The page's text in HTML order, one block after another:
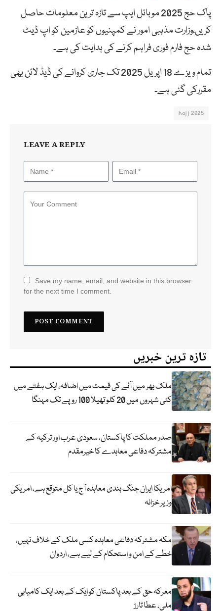
پاک حج 2025 موبائل ایپ سے تازہ ترین معلومات حاصل
کریں،وزارت مذہبی امور نے کمپنیوں کو عازمین کو اپ ڈیٹ
شدہ حج فارم فوری فراہم کرنے کی ہدایت کی ہے۔
تمام ویزے 18 اپریل 2025 تک جاری کروانے کی ڈیڈ لائن بھی
مقررکی گئی ہے۔
hajj 2025
LEAVE A REPLY
Save my name, email, and website in this browser
for the next time I comment.
تازہ ترین خبریں
ملک بھر میں آٹے کی قیمت میں اضافہ، ایک ہفتے میں
کئی شہروں میں 20 کلو تھیلا 100 روپے تک مہنگا
صدر مملکت کا پاکستان، سعودی عرب اور ترکیہ کے
مشترکہ دفاعی معاہدے کا خیرمقدم
امریکا ایران جنگ بندی معاہدہ آج یا کل متوقع ہے، امریکی
وزیر خزانہ
مکہ مشترکہ دفاعی معاہدہ کسی ملک کے خلاف نہیں،
خطے کے امن و استحکام کے لیے ہے، اردوان
معرکہ حق کے بعد پاکستان کو ایک کے بعد ایک کامیابی
ملی، عطا تارڑ